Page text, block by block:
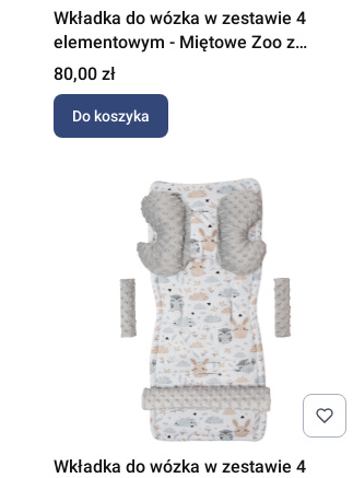
Wkładka do wózka w zestawie 4
elementowym - Miętowe Zoo z
beżowym Minky
Cena
80,00 zł
Do koszyka
Wkładka do wózka w zestawie 4